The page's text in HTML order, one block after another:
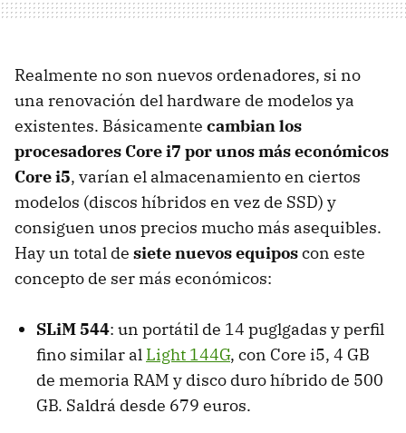
Realmente no son nuevos ordenadores, si no
una renovación del hardware de modelos ya
existentes. Básicamente cambian los
procesadores Core i7 por unos más económicos
Core i5, varían el almacenamiento en ciertos
modelos (discos híbridos en vez de SSD) y
consiguen unos precios mucho más asequibles.
Hay un total de siete nuevos equiposcon este
concepto de ser más económicos:
SLiM 544: un portátil de 14 puglgadas y perfil
fino similar al Light 144G, con Core i5, 4 GB
de memoria RAM y disco duro híbrido de 500
GB. Saldrá desde 679 euros.